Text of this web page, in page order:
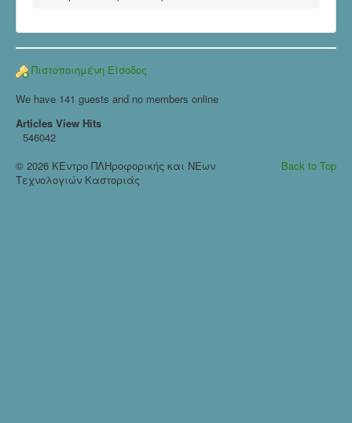
Πιστοποιημένη Είσοδος
We have 141 guests and no members online
Articles View Hits
546042
Back to Top
© 2026 ΚΕντρο ΠΛΗροφορικής και ΝΕων
Τεχνολογιών Καστοριάς